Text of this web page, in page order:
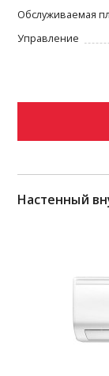
Обслуживаемая
Управление
Настенный